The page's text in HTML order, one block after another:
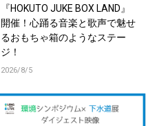
『HOKUTO JUKE BOX LAND』
開催！心踊る音楽と歌声で魅せ
るおもちゃ箱のようなステー
ジ！
2026/8/5